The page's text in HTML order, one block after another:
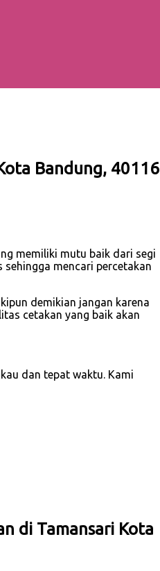
Bandung, 40116
memiliki mutu baik dari segi
mencari percetakan
demikian jangan karena
cetakan yang baik akan
dan tepat waktu. Kami
di Tamansari Kota